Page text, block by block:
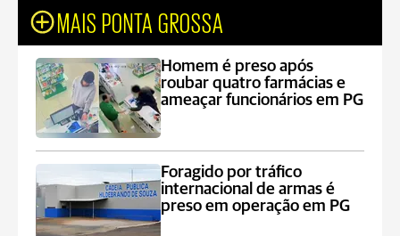
MAIS PONTA GROSSA
Homem é preso após
roubar quatro farmácias e
ameaçar funcionários em PG
Foragido por tráfico
internacional de armas é
preso em operação em PG